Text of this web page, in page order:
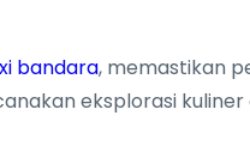
bandara, memastikan
eksplorasi